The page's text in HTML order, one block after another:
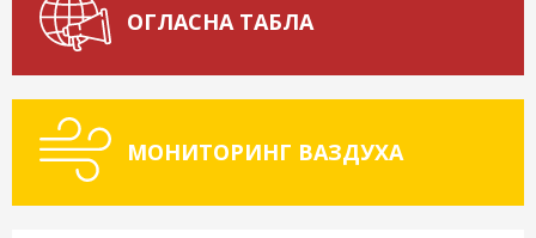
ОГЛАСНА ТАБЛА
МОНИТОРИНГ ВАЗДУХА